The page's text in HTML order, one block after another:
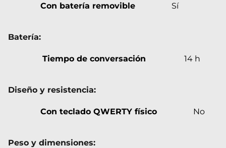
Con batería removible Sí
Batería:
Tiempo de conversación 14 h
Diseño y resistencia:
Con teclado QWERTY físico No
Peso y dimensiones: